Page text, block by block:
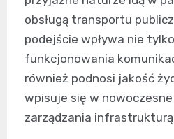
obsługą transportu
podejście wpływa nie
funkcjonowania
również podnosi jakość
wpisuje się w
zarządzania